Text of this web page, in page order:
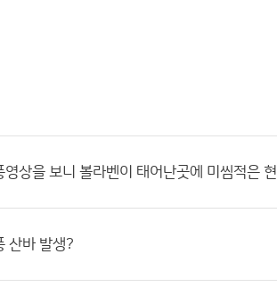
영상을 보니 볼라벤이 태어난곳에 미씸적은
산바 발생?